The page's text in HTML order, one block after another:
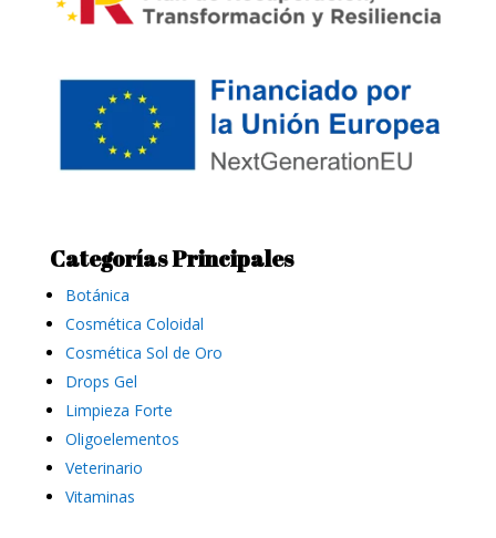
Categorías Principales
Botánica
Cosmética Coloidal
Cosmética Sol de Oro
Drops Gel
Limpieza Forte
Oligoelementos
Veterinario
Vitaminas